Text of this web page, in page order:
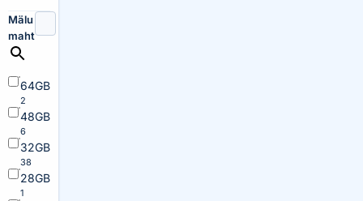
Mälu
maht
64GB
2
48GB
6
32GB
38
28GB
1